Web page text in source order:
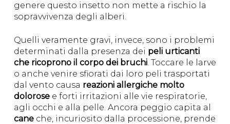
genere questo insetto non mette a rischio la
sopravvivenza degli alberi.
Quelli veramente gravi, invece, sono i problemi
determinati dalla presenza dei peli urticanti
che ricoprono il corpo dei bruchi. Toccare le larve
o anche venire sfiorati dai loro peli trasportati
dal vento causa reazioni allergiche molto
dolorosee forti irritazioni alle vie respiratorie,
agli occhi e alla pelle. Ancora peggio capita al
caneche, incuriosito dalla processione, prende